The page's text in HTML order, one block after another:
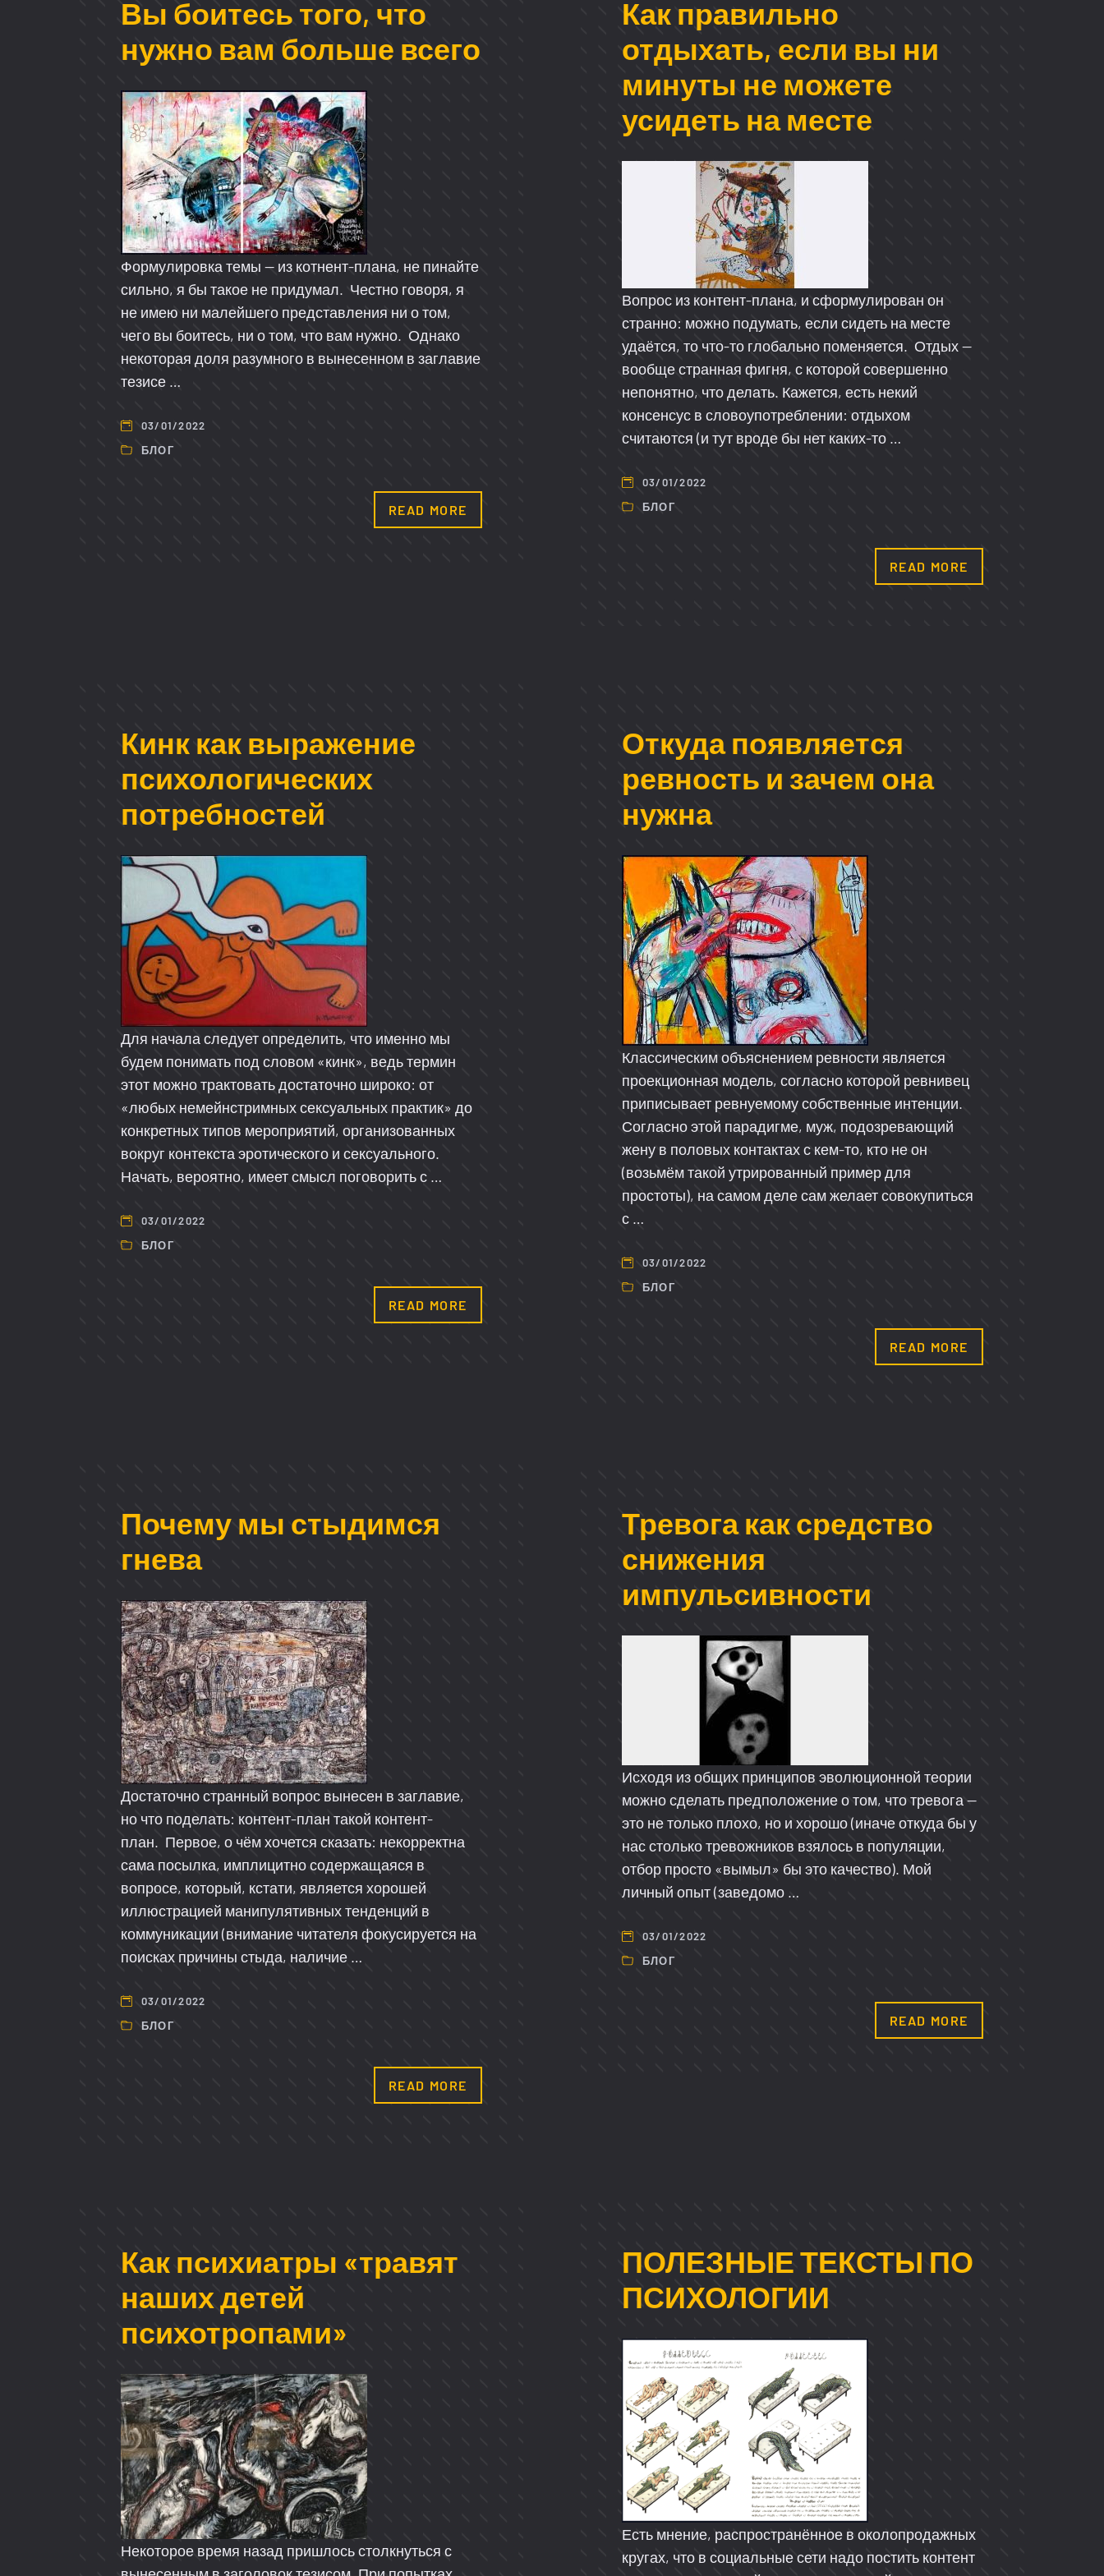
Вы боитесь того, что
нужно вам больше всего
Формулировка темы — из котнент-плана, не пинайте
сильно, я бы такое не придумал. Честно говоря, я
не имею ни малейшего представления ни о том,
чего вы боитесь, ни о том, что вам нужно. Однако
некоторая доля разумного в вынесенном в заглавие
тезисе …
03/01/2022
БЛОГ
READ MORE
Как правильно
отдыхать, если вы ни
минуты не можете
усидеть на месте
Вопрос из контент-плана, и сформулирован он
странно: можно подумать, если сидеть на месте
удаётся, то что-то глобально поменяется. Отдых —
вообще странная фигня, с которой совершенно
непонятно, что делать. Кажется, есть некий
консенсус в словоупотреблении: отдыхом
считаются (и тут вроде бы нет каких-то …
03/01/2022
БЛОГ
READ MORE
Кинк как выражение
психологических
потребностей
Для начала следует определить, что именно мы
будем понимать под словом «кинк», ведь термин
этот можно трактовать достаточно широко: от
«любых немейнстримных сексуальных практик» до
конкретных типов мероприятий, организованных
вокруг контекста эротического и сексуального.
Начать, вероятно, имеет смысл поговорить с …
03/01/2022
БЛОГ
READ MORE
Откуда появляется
ревность и зачем она
нужна
Классическим объяснением ревности является
проекционная модель, согласно которой ревнивец
приписывает ревнуемому собственные интенции.
Согласно этой парадигме, муж, подозревающий
жену в половых контактах с кем-то, кто не он
(возьмём такой утрированный пример для
простоты), на самом деле сам желает совокупиться
с …
03/01/2022
БЛОГ
READ MORE
Почему мы стыдимся
гнева
Достаточно странный вопрос вынесен в заглавие,
но что поделать: контент-план такой контент-
план. Первое, о чём хочется сказать: некорректна
сама посылка, имплицитно содержащаяся в
вопросе, который, кстати, является хорошей
иллюстрацией манипулятивных тенденций в
коммуникации (внимание читателя фокусируется на
поисках причины стыда, наличие …
03/01/2022
БЛОГ
READ MORE
Тревога как средство
снижения
импульсивности
Исходя из общих принципов эволюционной теории
можно сделать предположение о том, что тревога —
это не только плохо, но и хорошо (иначе откуда бы у
нас столько тревожников взялось в популяции,
отбор просто «вымыл» бы это качество). Мой
личный опыт (заведомо …
03/01/2022
БЛОГ
READ MORE
Как психиатры «травят
наших детей
психотропами»
Некоторое время назад пришлось столкнуться с
ПОЛЕЗНЫЕ ТЕКСТЫ ПО
ПСИХОЛОГИИ
Есть мнение, распространённое в околопродажных
кругах, что в социальные сети надо постить контент